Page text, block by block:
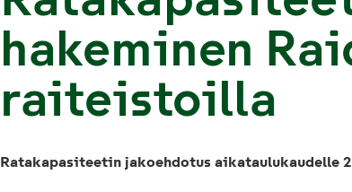
hakeminen
raiteistoilla
Ratakapasiteetin jakoehdotus aikataulukaudelle